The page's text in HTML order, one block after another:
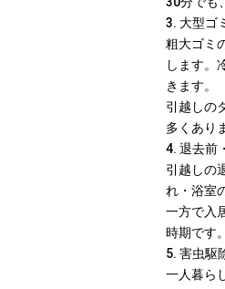
3. 大型ゴ
粗大ゴミ
します。
きます。
引越しの
多くあり
4. 退去前
引越しの
れ・浴室
一方で入
時期です
5. 害虫駆
一人暮ら